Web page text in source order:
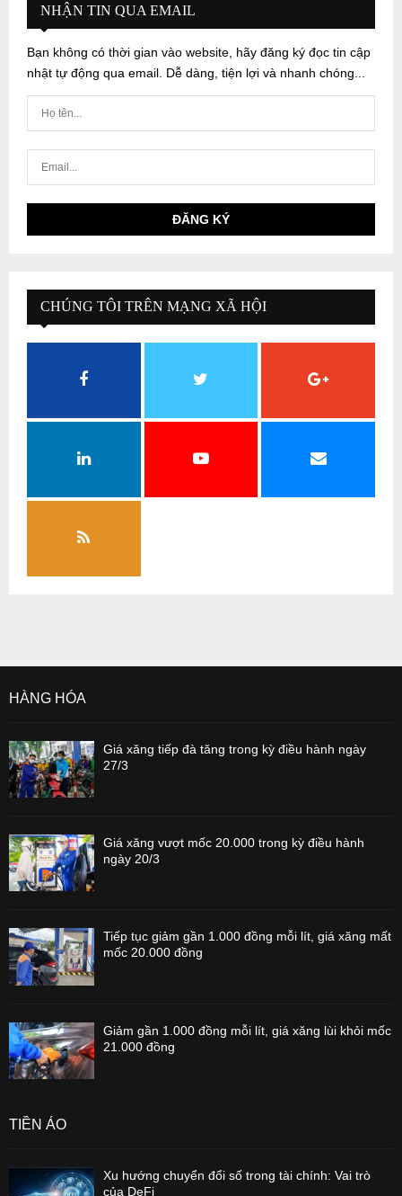
NHẬN TIN QUA EMAIL
Bạn không có thời gian vào website, hãy đăng ký đọc tin cập
nhật tự động qua email. Dễ dàng, tiện lợi và nhanh chóng...
CHÚNG TÔI TRÊN MẠNG XÃ HỘI
HÀNG HÓA
Giá xăng tiếp đà tăng trong kỳ điều hành ngày
27/3
Giá xăng vượt mốc 20.000 trong kỳ điều hành
ngày 20/3
Tiếp tục giảm gần 1.000 đồng mỗi lít, giá xăng mất
mốc 20.000 đồng
Giảm gần 1.000 đồng mỗi lít, giá xăng lùi khỏi mốc
21.000 đồng
TIỀN ẢO
Xu hướng chuyển đổi số trong tài chính: Vai trò
của DeFi